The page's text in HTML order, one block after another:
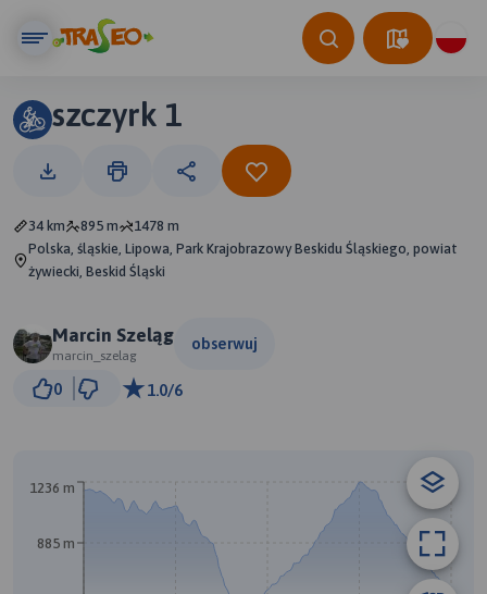
szczyrk 1
34 km 895 m
1478 m
Polska, śląskie, Lipowa, Park Krajobrazowy Beskidu Śląskiego, powiat
żywiecki, Beskid Śląski
Marcin Szeląg
marcin_szelag
obserwuj
0 1.0/6
A
885 m
1236 m